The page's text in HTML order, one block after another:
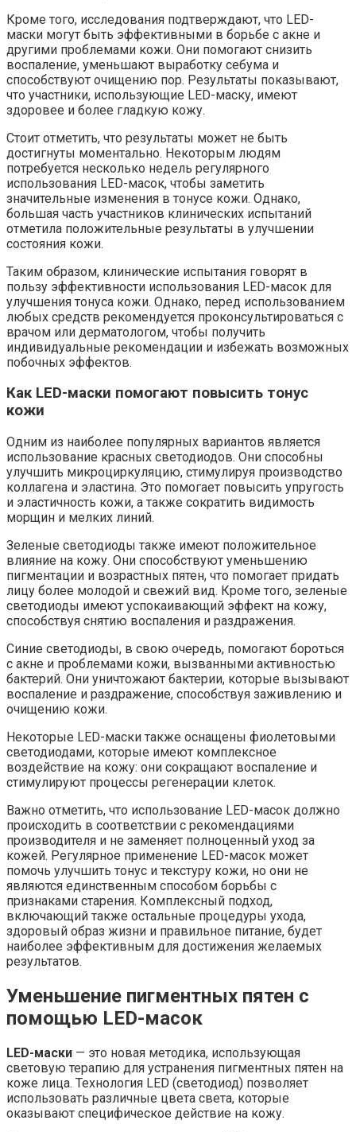
Кроме того, исследования подтверждают, что LED-
маски могут быть эффективными в борьбе с акне и
другими проблемами кожи. Они помогают снизить
воспаление, уменьшают выработку себума и
способствуют очищению пор. Результаты показывают,
что участники, использующие LED-маску, имеют
здоровее и более гладкую кожу.
Стоит отметить, что результаты может не быть
достигнуты моментально. Некоторым людям
потребуется несколько недель регулярного
использования LED-масок, чтобы заметить
значительные изменения в тонусе кожи. Однако,
большая часть участников клинических испытаний
отметила положительные результаты в улучшении
состояния кожи.
Таким образом, клинические испытания говорят в
пользу эффективности использования LED-масок для
улучшения тонуса кожи. Однако, перед использованием
любых средств рекомендуется проконсультироваться с
врачом или дерматологом, чтобы получить
индивидуальные рекомендации и избежать возможных
побочных эффектов.
Как LED-маски помогают повысить тонус
кожи
Одним из наиболее популярных вариантов является
использование красных светодиодов. Они способны
улучшить микроциркуляцию, стимулируя производство
коллагена и эластина. Это помогает повысить упругость
и эластичность кожи, а также сократить видимость
морщин и мелких линий.
Зеленые светодиоды также имеют положительное
влияние на кожу. Они способствуют уменьшению
пигментации и возрастных пятен, что помогает придать
лицу более молодой и свежий вид. Кроме того, зеленые
светодиоды имеют успокаивающий эффект на кожу,
способствуя снятию воспаления и раздражения.
Синие светодиоды, в свою очередь, помогают бороться
с акне и проблемами кожи, вызванными активностью
бактерий. Они уничтожают бактерии, которые вызывают
воспаление и раздражение, способствуя заживлению и
очищению кожи.
Некоторые LED-маски также оснащены фиолетовыми
светодиодами, которые имеют комплексное
воздействие на кожу: они сокращают воспаление и
стимулируют процессы регенерации клеток.
Важно отметить, что использование LED-масок должно
происходить в соответствии с рекомендациями
производителя и не заменяет полноценный уход за
кожей. Регулярное применение LED-масок может
помочь улучшить тонус и текстуру кожи, но они не
являются единственным способом борьбы с
признаками старения. Комплексный подход,
включающий также остальные процедуры ухода,
здоровый образ жизни и правильное питание, будет
наиболее эффективным для достижения желаемых
результатов.
Уменьшение пигментных пятен с
помощью LED-масок
LED-маски — это новая методика, использующая
световую терапию для устранения пигментных пятен на
коже лица. Технология LED (светодиод) позволяет
использовать различные цвета света, которые
оказывают специфическое действие на кожу.